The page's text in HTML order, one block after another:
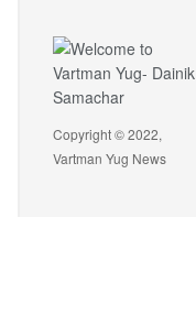
Copyright © 2022,
Vartman Yug News